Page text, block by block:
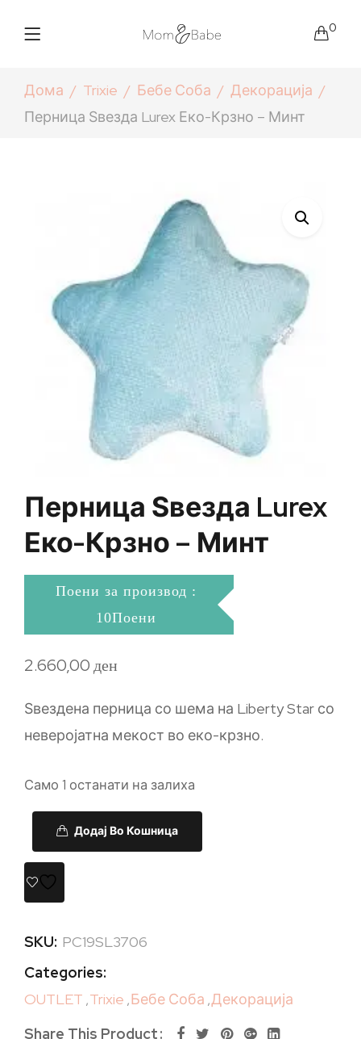
0
Дома Trixie Бебе Соба
Декорација
Перница Ѕвезда Lurex Еко-Крзно – Минт
Перница Ѕвезда Lurex
Еко-Крзно – Минт
Поени за производ :
10Поени
2.660,00ден
Ѕвездена перница со шема на Liberty Star со
неверојатна мекост во еко-крзно.
Само 1 останати на залиха
Додај Во Кошница
SKU: PC19SL3706
Categories:
OUTLET ,Trixie ,Бебе Соба ,Декорација
Share This Product